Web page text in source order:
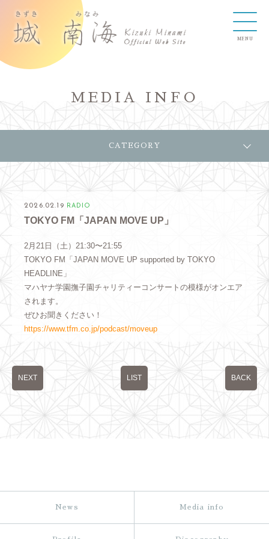
MEDIA INFO
CATEGORY
2026.02.19 RADIO
TOKYO FM「JAPAN MOVE UP」
2月21日（土）21:30〜21:55
TOKYO FM「JAPAN MOVE UP supported by TOKYO
HEADLINE」
マハヤナ学園撫子園チャリティーコンサートの模様がオンエア
されます。
ぜひお聞きください！
https://www.tfm.co.jp/podcast/moveup
NEXT LIST BACK
News Media info